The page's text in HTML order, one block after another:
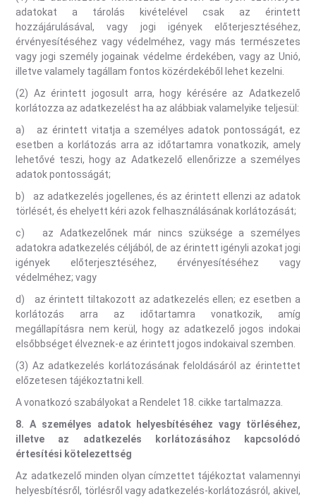
adatokat a tárolás kivételével csak az érintett
hozzájárulásával, vagy jogi igények előterjesztéséhez,
érvényesítéséhez vagy védelméhez, vagy más természetes
vagy jogi személy jogainak védelme érdekében, vagy az Unió,
illetve valamely tagállam fontos közérdekéből lehet kezelni.
(2) Az érintett jogosult arra, hogy kérésére az Adatkezelő
korlátozza az adatkezelést ha az alábbiak valamelyike teljesül:
a) az érintett vitatja a személyes adatok pontosságát, ez
esetben a korlátozás arra az időtartamra vonatkozik, amely
lehetővé teszi, hogy az Adatkezelő ellenőrizze a személyes
adatok pontosságát;
b) az adatkezelés jogellenes, és az érintett ellenzi az adatok
törlését, és ehelyett kéri azok felhasználásának korlátozását;
c) az Adatkezelőnek már nincs szüksége a személyes
adatokra adatkezelés céljából, de az érintett igényli azokat jogi
igények előterjesztéséhez, érvényesítéséhez vagy
védelméhez; vagy
d) az érintett tiltakozott az adatkezelés ellen; ez esetben a
korlátozás arra az időtartamra vonatkozik, amíg
megállapításra nem kerül, hogy az adatkezelő jogos indokai
elsőbbséget élveznek-e az érintett jogos indokaival szemben.
(3) Az adatkezelés korlátozásának feloldásáról az érintettet
előzetesen tájékoztatni kell.
A vonatkozó szabályokat a Rendelet 18. cikke tartalmazza.
8. A személyes adatok helyesbítéséhez vagy törléséhez,
illetve az adatkezelés korlátozásához kapcsolódó
értesítési kötelezettség
Az adatkezelő minden olyan címzettet tájékoztat valamennyi
helyesbítésről, törlésről vagy adatkezelés-korlátozásról, akivel,